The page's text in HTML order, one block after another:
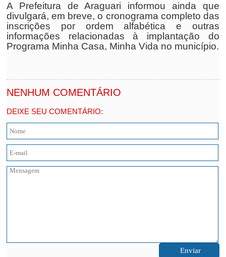
A Prefeitura de Araguari informou ainda que
divulgará, em breve, o cronograma completo das
inscrições por ordem alfabética e outras
informações relacionadas à implantação do
Programa Minha Casa, Minha Vida no município.
NENHUM COMENTÁRIO
DEIXE SEU COMENTÁRIO: